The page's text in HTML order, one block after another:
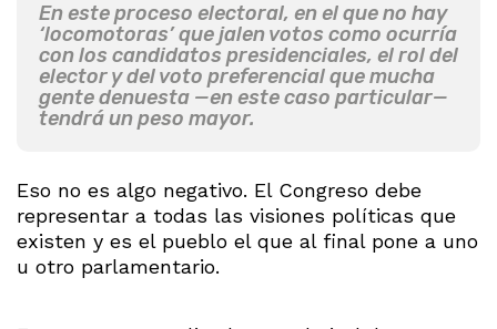
En este proceso electoral, en el que no hay
‘locomotoras’ que jalen votos como ocurría
con los candidatos presidenciales, el rol del
elector y del voto preferencial que mucha
gente denuesta —en este caso particular—
tendrá un peso mayor.
Eso no es algo negativo. El Congreso debe
representar a todas las visiones políticas que
existen y es el pueblo el que al final pone a uno
u otro parlamentario.